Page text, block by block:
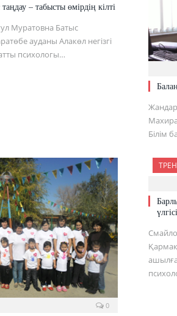
– табысты өмірдің кілті
Муратовна Батыс
ауданы Алакөл негізгі
психологы…
Білім
0